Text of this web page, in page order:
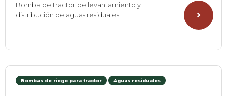
Bomba de tractor de levantamiento y
distribución de aguas residuales.
Bombas de riego para tractor Aguas residuales